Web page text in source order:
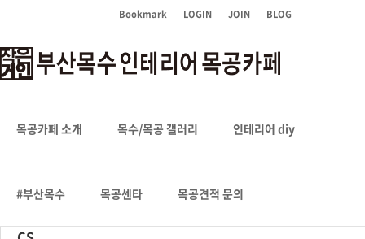
BLOG
JOIN
LOGIN
Bookmark
목공카페 소개 목수/목공 갤러리 인테리어 diy
#부산목수 목공센타 목공견적 문의
목수/목공/인테리어
HOME